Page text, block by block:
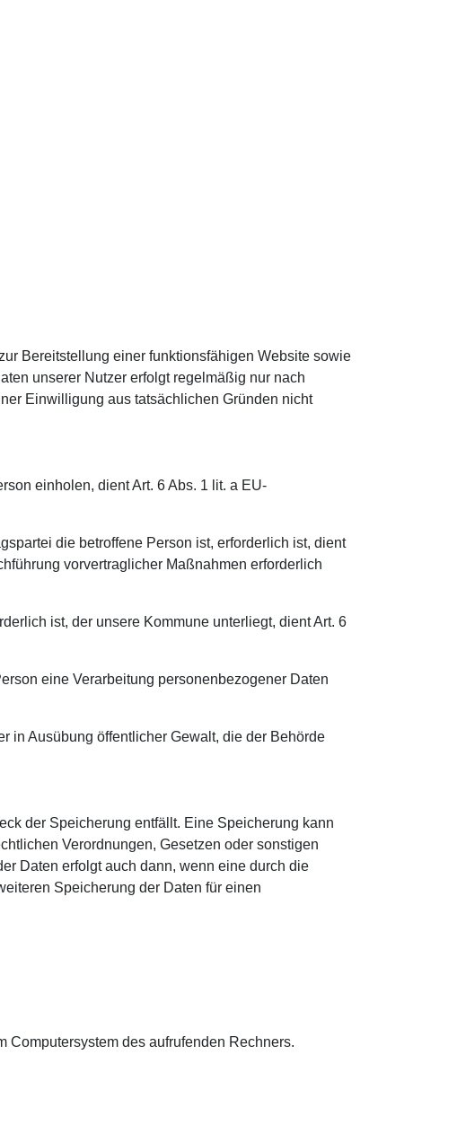
Bereitstellung einer funktionsfähigen Website sowie
unserer Nutzer erfolgt regelmäßig nur nach
Einwilligung aus tatsächlichen Gründen nicht
einholen, dient Art. 6 Abs. 1 lit. a EU-
die betroffene Person ist, erforderlich ist, dient
vorvertraglicher Maßnahmen erforderlich
ist, der unsere Kommune unterliegt, dient Art. 6
eine Verarbeitung personenbezogener Daten
in Ausübung öffentlicher Gewalt, die der Behörde
der Speicherung entfällt. Eine Speicherung kann
Verordnungen, Gesetzen oder sonstigen
Daten erfolgt auch dann, wenn eine durch die
Speicherung der Daten für einen
Computersystem des aufrufenden Rechners.